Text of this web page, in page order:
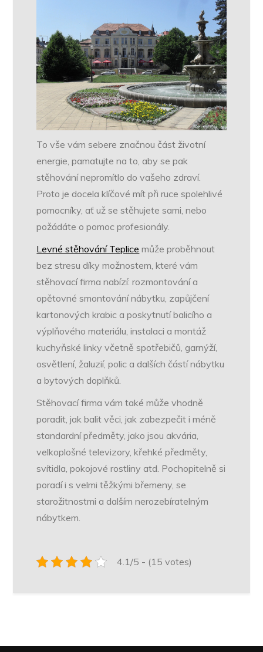
To vše vám sebere značnou část životní
energie, pamatujte na to, aby se pak
stěhování nepromítlo do vašeho zdraví.
Proto je docela klíčové mít při ruce spolehlivé
pomocníky, ať už se stěhujete sami, nebo
požádáte o pomoc profesionály.
Levné stěhování Teplice může proběhnout
bez stresu díky možnostem, které vám
stěhovací firma nabízí: rozmontování a
opětovné smontování nábytku, zapůjčení
kartonových krabic a poskytnutí balicího a
výplňového materiálu, instalaci a montáž
kuchyňské linky včetně spotřebičů, garnýží,
osvětlení, žaluzií, polic a dalších částí nábytku
a bytových doplňků.
Stěhovací firma vám také může vhodně
poradit, jak balit věci, jak zabezpečit i méně
standardní předměty, jako jsou akvária,
velkoplošné televizory, křehké předměty,
svítidla, pokojové rostliny atd. Pochopitelně si
poradí i s velmi těžkými břemeny, se
starožitnostmi a dalším nerozebíratelným
nábytkem.
4.1/5 - (15 votes)